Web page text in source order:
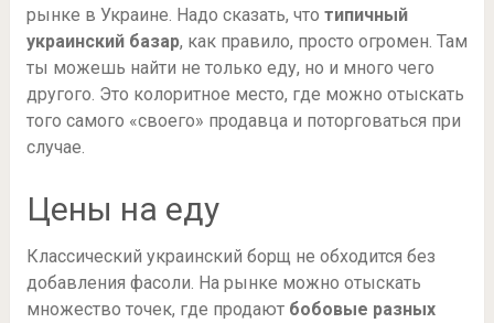
рынке в Украине. Надо сказать, что типичный
украинский базар, как правило, просто огромен. Там
ты можешь найти не только еду, но и много чего
другого. Это колоритное место, где можно отыскать
того самого «своего» продавца и поторговаться при
случае.
Цены на еду
Классический украинский борщ не обходится без
добавления фасоли. На рынке можно отыскать
множество точек, где продают бобовые разных